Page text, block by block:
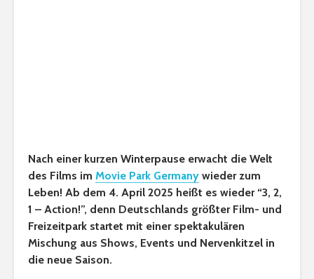
Nach einer kurzen Winterpause erwacht die Welt
des Films im Movie Park Germany wieder zum
Leben! Ab dem 4. April 2025 heißt es wieder “3, 2,
1 – Action!”, denn Deutschlands größter Film- und
Freizeitpark startet mit einer spektakulären
Mischung aus Shows, Events und Nervenkitzel in
die neue Saison.